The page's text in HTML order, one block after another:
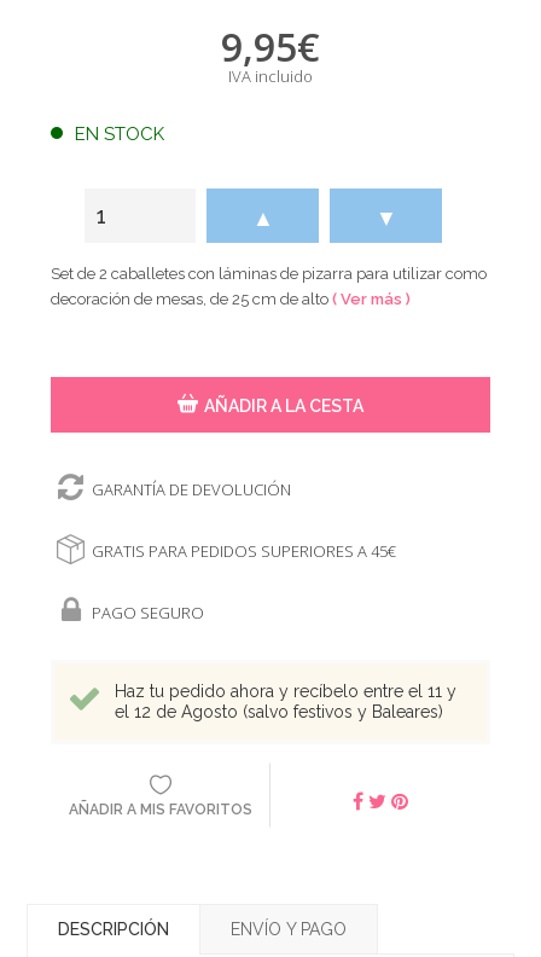
9,95€
IVA incluido
EN STOCK
▲ ▼
Set de 2 caballetes con láminas de pizarra para utilizar como
decoración de mesas, de 25 cm de alto( Ver más )
AÑADIR A LA CESTA
GARANTÍA DE DEVOLUCIÓN
GRATIS PARA PEDIDOS SUPERIORES A 45€
PAGO SEGURO
Haz tu pedido ahora y recíbelo entre el 11 y
el 12 de Agosto (salvo festivos y Baleares)
AÑADIR A MIS FAVORITOS
DESCRIPCIÓN ENVÍO Y PAGO